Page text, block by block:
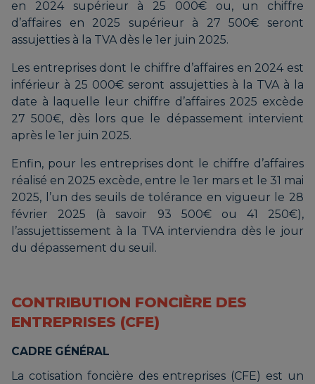
en 2024 supérieur à 25 000€ ou, un chiffre
d’affaires en 2025 supérieur à 27 500€ seront
assujetties à la TVA dès le 1er juin 2025.
Les entreprises dont le chiffre d’affaires en 2024 est
inférieur à 25 000€ seront assujetties à la TVA à la
date à laquelle leur chiffre d’affaires 2025 excède
27 500€, dès lors que le dépassement intervient
après le 1er juin 2025.
Enfin, pour les entreprises dont le chiffre d’affaires
réalisé en 2025 excède, entre le 1er mars et le 31 mai
2025, l’un des seuils de tolérance en vigueur le 28
février 2025 (à savoir 93 500€ ou 41 250€),
l’assujettissement à la TVA interviendra dès le jour
du dépassement du seuil.
CONTRIBUTION FONCIÈRE DES
ENTREPRISES (CFE)
CADRE GÉNÉRAL
La cotisation foncière des entreprises (CFE) est un